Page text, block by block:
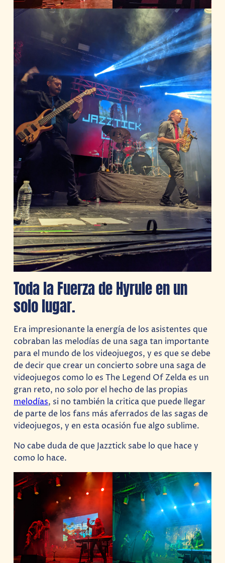
Toda la Fuerza de Hyrule en un
solo lugar.
Era impresionante la energía de los asistentes que
cobraban las melodías de una saga tan importante
para el mundo de los videojuegos, y es que se debe
de decir que crear un concierto sobre una saga de
videojuegos como lo es The Legend Of Zelda es un
gran reto, no solo por el hecho de las propias
melodías, si no también la critica que puede llegar
de parte de los fans más aferrados de las sagas de
videojuegos, y en esta ocasión fue algo sublime.
No cabe duda de que Jazztick sabe lo que hace y
como lo hace.